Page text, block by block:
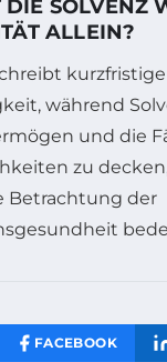
SOLVENZ
ALLEIN?
kurzfristige
während
und die
zu
Betrachtung der
FACEBOOK